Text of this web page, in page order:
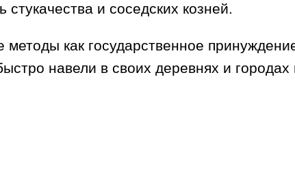
и соседских козней.
как государственное
навели в своих деревнях и